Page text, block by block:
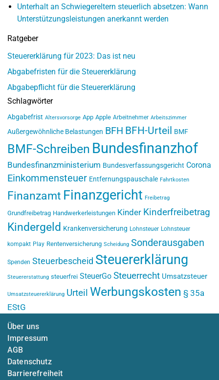
Unterhalt an Schwiegereltern steuerlich absetzen: Wann
Unterstützungsleistungen anerkannt werden
Ratgeber
Steuererklärung für 2023: Das ist neu
Abgabefristen für die Steuererklärung
Abgabepflicht für die Steuererklärung
Schlagwörter
Abgabefrist Altersvorsorge App Apple Arbeitnehmer Arbeitszimmer
Außergewöhnliche Belastungen BFH BFH-Urteil BMF
BMF-Schreiben Bundesfinanzhof
Bundesfinanzministerium Bundesverfassungsgericht Corona
Einkommensteuer Entfernungspauschale Fahrtkosten
Finanzamt Finanzgericht Freibetrag
Grundfreibetrag Handwerkerleistungen Kinder Kinderfreibetrag
Kindergeld Krankenversicherung Lohnsteuer Lohnsteuer
kompakt Play Rentenversicherung Scheidung Sonderausgaben
Spenden Steuerbescheid Steuererklärung
Steuererstattung steuerfrei SteuerGo Steuerrecht Umsatzsteuer
Umsatzsteuererklärung Urteil Werbungskosten § 35a
EStG
Über uns
Impressum
AGB
Datenschutz
Barrierefreiheit